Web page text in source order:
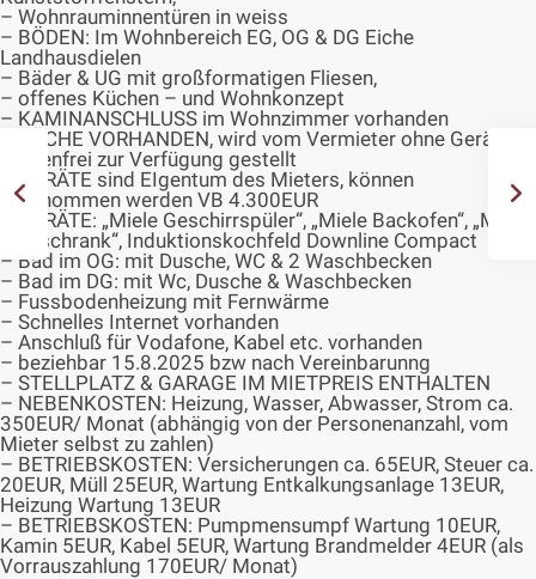
– Wohnrauminnentüren in weiss
– BÖDEN: Im Wohnbereich EG, OG & DG Eiche
Landhausdielen
– Bäder & UG mit großformatigen Fliesen,
– offenes Küchen – und Wohnkonzept
– KAMINANSCHLUSS im Wohnzimmer vorhanden
– KÜCHE VORHANDEN, wird vom Vermieter ohne Geräte
kostenfrei zur Verfügung gestellt
– GERÄTE sind EIgentum des Mieters, können
übernommen werden VB 4.300EUR
– GERÄTE: „Miele Geschirrspüler“, „Miele Backofen“, „Miele
Kühlschrank“, Induktionskochfeld Downline Compact
– Bad im OG: mit Dusche, WC & 2 Waschbecken
– Bad im DG: mit Wc, Dusche & Waschbecken
– Fussbodenheizung mit Fernwärme
– Schnelles Internet vorhanden
– Anschluß für Vodafone, Kabel etc. vorhanden
– beziehbar 15.8.2025 bzw nach Vereinbarunng
– STELLPLATZ & GARAGE IM MIETPREIS ENTHALTEN
– NEBENKOSTEN: Heizung, Wasser, Abwasser, Strom ca.
350EUR/ Monat (abhängig von der Personenanzahl, vom
Mieter selbst zu zahlen)
– BETRIEBSKOSTEN: Versicherungen ca. 65EUR, Steuer ca.
20EUR, Müll 25EUR, Wartung Entkalkungsanlage 13EUR,
Heizung Wartung 13EUR
– BETRIEBSKOSTEN: Pumpmensumpf Wartung 10EUR,
Kamin 5EUR, Kabel 5EUR, Wartung Brandmelder 4EUR (als
Vorrauszahlung 170EUR/ Monat)